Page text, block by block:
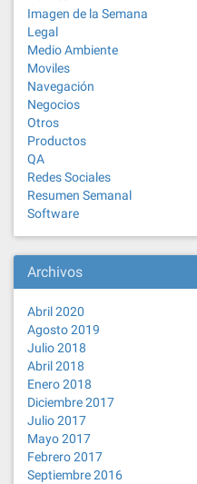
Imagen de la Semana
Legal
Medio Ambiente
Moviles
Navegación
Negocios
Otros
Productos
QA
Redes Sociales
Resumen Semanal
Software
Archivos
Abril 2020
Agosto 2019
Julio 2018
Abril 2018
Enero 2018
Diciembre 2017
Julio 2017
Mayo 2017
Febrero 2017
Septiembre 2016